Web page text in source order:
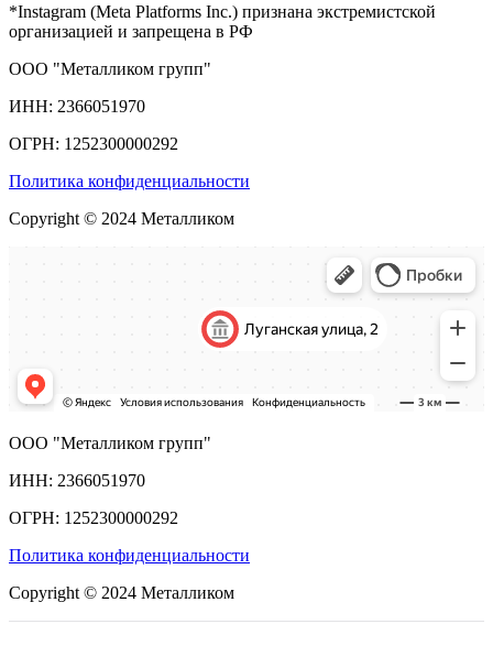
*Instagram (Meta Platforms Inc.) признана экстремистской
организацией и запрещена в РФ
ООО "Металликом групп"
ИНН: 2366051970
ОГРН: 1252300000292
Политика конфиденциальности
Copyright © 2024 Металликом
ООО "Металликом групп"
ИНН: 2366051970
ОГРН: 1252300000292
Политика конфиденциальности
Copyright © 2024 Металликом